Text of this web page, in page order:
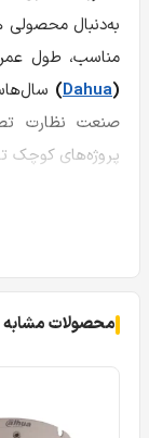
به‌دنبال
مناسب، طول
(
Dahua
)
صنعت نظارت
پروژه‌های کوچک
در میان
میکروفون
به‌دنبال یک
محصولات مشابه